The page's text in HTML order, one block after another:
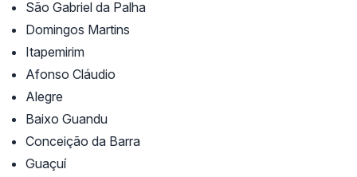
São Gabriel da Palha
Domingos Martins
Itapemirim
Afonso Cláudio
Alegre
Baixo Guandu
Conceição da Barra
Guaçuí